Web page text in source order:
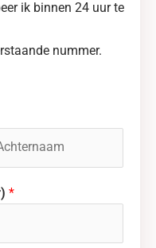
ik binnen 24 uur te
nummer.
*